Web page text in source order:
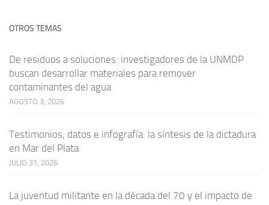
OTROS TEMAS
De residuos a soluciones: investigadores de la UNMDP
buscan desarrollar materiales para remover
contaminantes del agua
AGOSTO 3, 2026
Testimonios, datos e infografía: la síntesis de la dictadura
en Mar del Plata
JULIO 31, 2026
La juventud militante en la década del 70 y el impacto de